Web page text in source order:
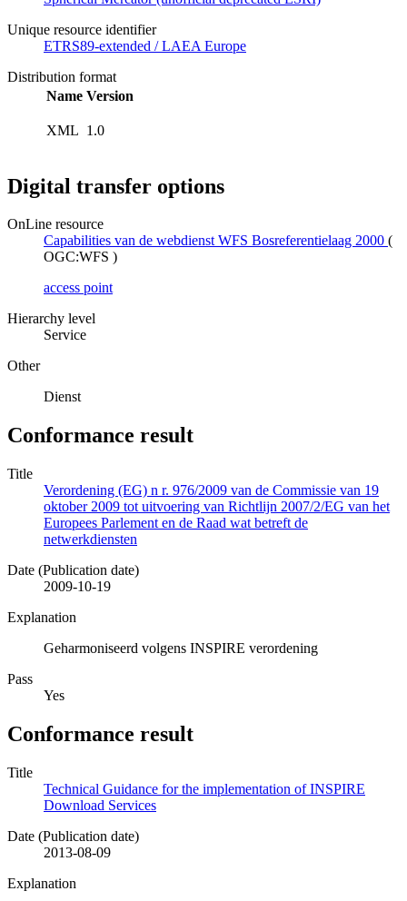
Unique resource identifier
ETRS89-extended / LAEA Europe
Distribution format
Name Version
XML 1.0
Digital transfer options
OnLine resource
Capabilities van de webdienst WFS Bosreferentielaag 2000 (
OGC:WFS )
access point
Hierarchy level
Service
Other
Dienst
Conformance result
Title
Verordening (EG) n r. 976/2009 van de Commissie van 19
oktober 2009 tot uitvoering van Richtlijn 2007/2/EG van het
Europees Parlement en de Raad wat betreft de
netwerkdiensten
Date (Publication date)
2009-10-19
Explanation
Geharmoniseerd volgens INSPIRE verordening
Pass
Yes
Conformance result
Title
Technical Guidance for the implementation of INSPIRE
Download Services
Date (Publication date)
2013-08-09
Explanation